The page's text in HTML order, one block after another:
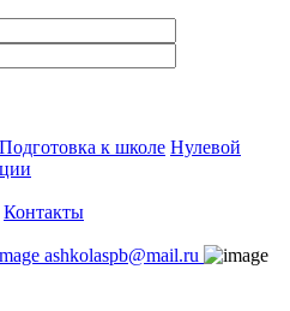
Подготовка к школе Нулевой
Контакты
ashkolaspb@mail.ru